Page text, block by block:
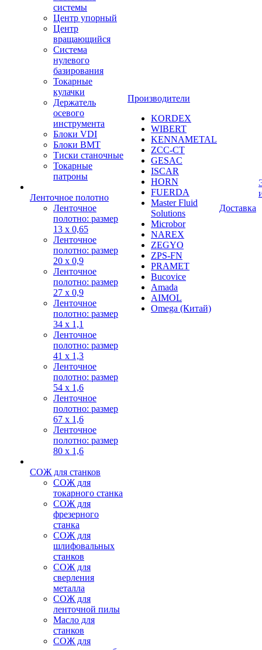
системы
Центр упорный
Центр
вращающийся
Система
нулевого
базирования
Токарные
кулачки
Держатель
осевого
инструмента
Блоки VDI
Блоки BMT
Тиски станочные
Токарные
патроны
Ленточное полотно
Ленточное
полотно: размер
13 х 0,65
Ленточное
полотно: размер
20 х 0,9
Ленточное
полотно: размер
27 х 0,9
Ленточное
полотно: размер
34 х 1,1
Ленточное
полотно: размер
41 х 1,3
Ленточное
полотно: размер
54 х 1,6
Ленточное
полотно: размер
67 х 1,6
Ленточное
полотно: размер
80 х 1,6
СОЖ для станков
СОЖ для
токарного станка
СОЖ для
фрезерного
станка
СОЖ для
шлифовальных
станков
СОЖ для
сверления
металла
СОЖ для
ленточной пилы
Масло для
станков
СОЖ для
Производители
KORDEX
WIBERT
KENNAMETAL
ZCC-CT
GESAC
ISCAR
HORN
FUERDA
Master Fluid
Solutions
Microbor
NAREX
ZEGYO
ZPS-FN
PRAMET
Bucovice
Amada
AIMOL
Omega (Китай)
Доставка